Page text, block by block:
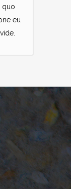
quo
eu